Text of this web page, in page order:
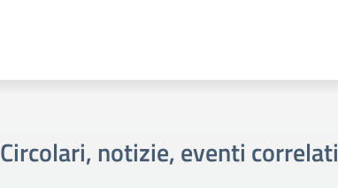
Circolari, notizie, eventi correlati